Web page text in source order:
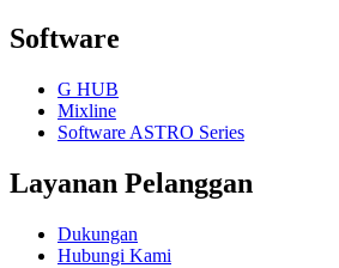
Software
G HUB
Mixline
Software ASTRO Series
Layanan Pelanggan
Dukungan
Hubungi Kami